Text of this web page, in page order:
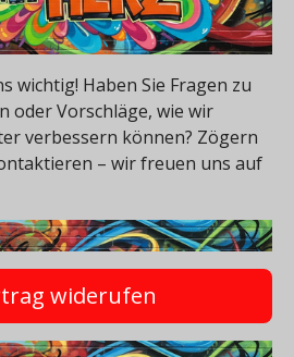
wichtig! Haben Sie Fragen zu
oder Vorschläge, wie wir
verbessern können? Zögern
– wir freuen uns auf
widerufen